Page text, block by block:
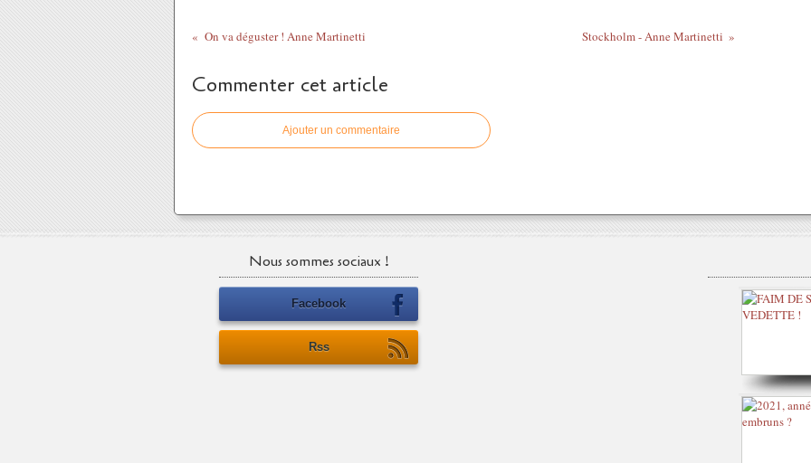
On va déguster ! Anne Martinetti Stockholm - Anne Martinetti
Commenter cet article
Ajouter un commentaire
Nous sommes sociaux !
Facebook
Rss